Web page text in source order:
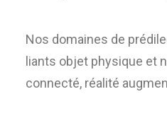
Nos domaines de
liants objet physique et
connecté, réalité